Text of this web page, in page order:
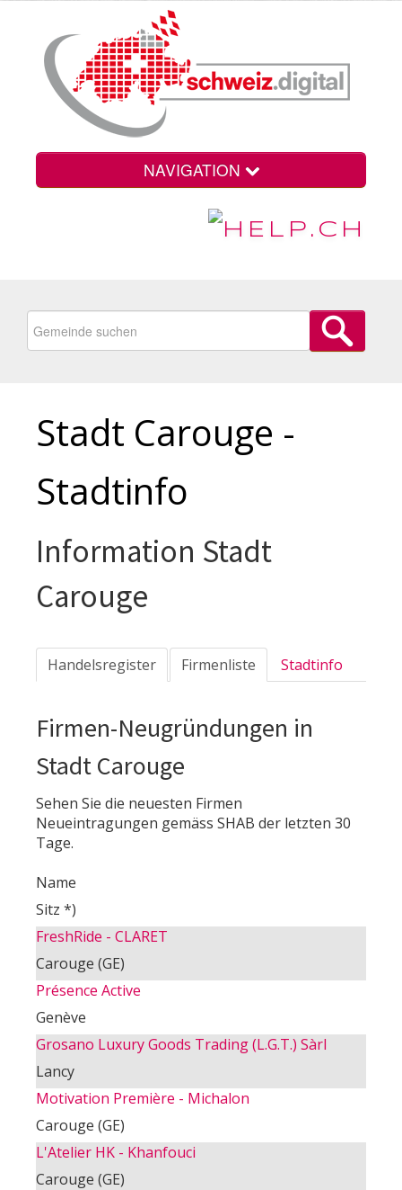
NAVIGATION
Stadt Carouge -
Stadtinfo
Information Stadt
Carouge
Handelsregister Firmenliste Stadtinfo
Firmen-Neugründungen in
Stadt Carouge
Sehen Sie die neuesten Firmen
Neueintragungen gemäss SHAB der letzten 30
Tage.
Name
Sitz *)
FreshRide - CLARET
Carouge (GE)
Présence Active
Genève
Grosano Luxury Goods Trading (L.G.T.) Sàrl
Lancy
Motivation Première - Michalon
Carouge (GE)
L'Atelier HK - Khanfouci
Carouge (GE)